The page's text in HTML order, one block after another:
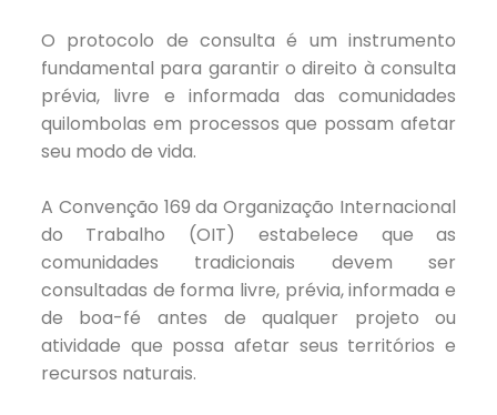
O protocolo de consulta é um instrumento
fundamental para garantir o direito à consulta
prévia, livre e informada das comunidades
quilombolas em processos que possam afetar
seu modo de vida.
A Convenção 169 da Organização Internacional
do Trabalho (OIT) estabelece que as
comunidades tradicionais devem ser
consultadas de forma livre, prévia, informada e
de boa-fé antes de qualquer projeto ou
atividade que possa afetar seus territórios e
recursos naturais.